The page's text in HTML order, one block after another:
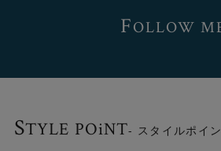
FOLLOW
STYLE POiNT- スタイルポイ